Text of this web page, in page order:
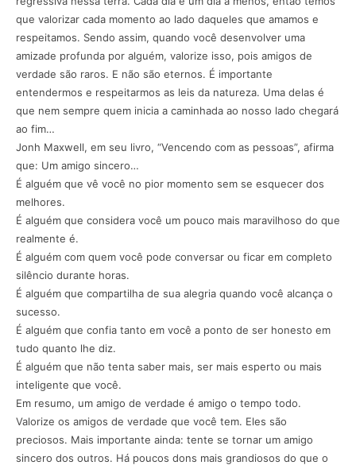
que valorizar cada momento ao lado daqueles que amamos e
respeitamos. Sendo assim, quando você desenvolver uma
amizade profunda por alguém, valorize isso, pois amigos de
verdade são raros. E não são eternos. É importante
entendermos e respeitarmos as leis da natureza. Uma delas é
que nem sempre quem inicia a caminhada ao nosso lado chegará
ao fim…
Jonh Maxwell, em seu livro, “Vencendo com as pessoas”, afirma
que: Um amigo sincero…
É alguém que vê você no pior momento sem se esquecer dos
melhores.
É alguém que considera você um pouco mais maravilhoso do que
realmente é.
É alguém com quem você pode conversar ou ficar em completo
silêncio durante horas.
É alguém que compartilha de sua alegria quando você alcança o
sucesso.
É alguém que confia tanto em você a ponto de ser honesto em
tudo quanto lhe diz.
É alguém que não tenta saber mais, ser mais esperto ou mais
inteligente que você.
Em resumo, um amigo de verdade é amigo o tempo todo.
Valorize os amigos de verdade que você tem. Eles são
preciosos. Mais importante ainda: tente se tornar um amigo
sincero dos outros. Há poucos dons mais grandiosos do que o